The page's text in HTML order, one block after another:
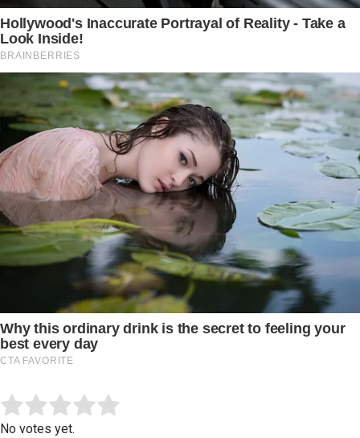
Rate this item:
No votes yet.